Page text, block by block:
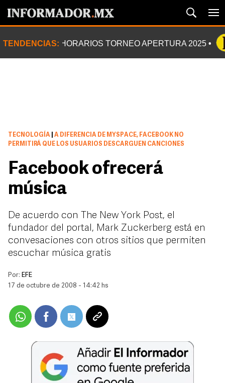
TENDENCIAS: HORARIOS TORNEO APERTURA 2025
TECNOLOGÍA
A DIFERENCIA DE MYSPACE, FACEBOOK NO
PERMITIRÁ QUE LOS USUARIOS DESCARGUEN CANCIONES
Facebook ofrecerá
música
De acuerdo con The New York Post, el
fundador del portal, Mark Zuckerberg está en
convesaciones con otros sitios que permiten
escuchar música gratis
Por: EFE
17 de octubre de 2008 - 14:42 hs